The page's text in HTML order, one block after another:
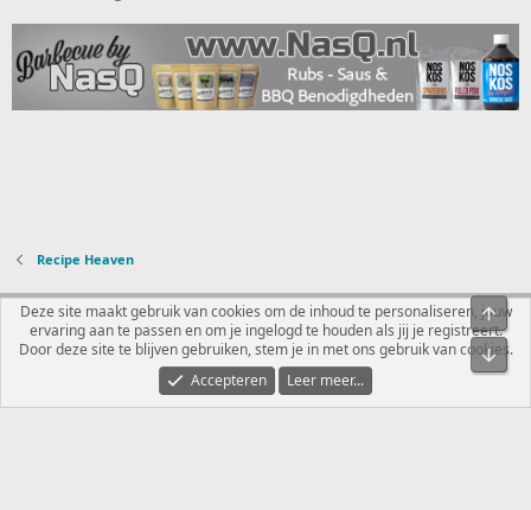
Recipe Heaven
Nederlands
Contact
Voorwaarden en regels Privacybeleid Help
R
S
Community platform by XenForo ® © 2010-2026 XenForo Ltd.
Deze site maakt gebruik van cookies om de inhoud te personaliseren, jouw
ervaring aan te passen en om je ingelogd te houden als jij je registreert.
Door deze site te blijven gebruiken, stem je in met ons gebruik van cookies.
Accepteren
Leer meer...